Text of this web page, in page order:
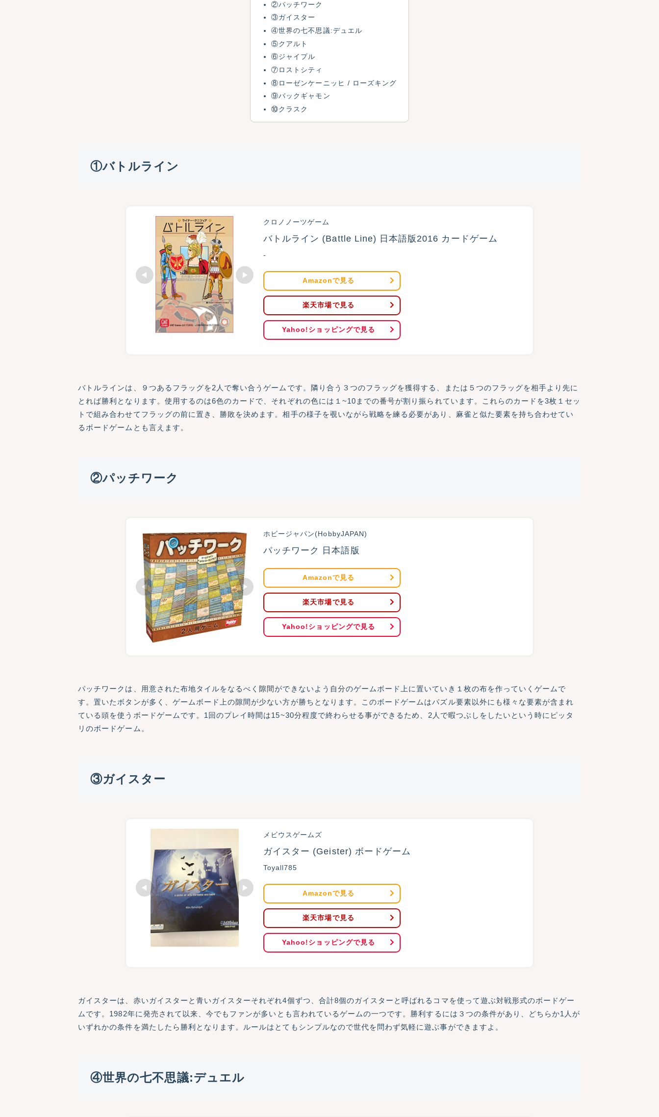
②パッチワーク
③ガイスター
④世界の七不思議:デュエル
⑤クアルト
⑥ジャイプル
⑦ロストシティ
⑧ローゼンケーニッヒ / ローズキング
⑨バックギャモン
⑩クラスク
①バトルライン
クロノノーツゲーム
バトルライン (Battle Line) 日本語版2016 カードゲーム
-
Amazonで見る
楽天市場で見る
Yahoo!ショッピングで見る
バトルラインは、９つあるフラッグを2人で奪い合うゲームです。隣り合う３つのフラッグを獲得する、または５つのフラッグを相手より先に
とれば勝利となります。使用するのは6色のカードで、それぞれの色には１~10までの番号が割り振られています。これらのカードを3枚１セッ
トで組み合わせてフラッグの前に置き、勝敗を決めます。相手の様子を覗いながら戦略を練る必要があり、麻雀と似た要素を持ち合わせてい
るボードゲームとも言えます。
②パッチワーク
ホビージャパン(HobbyJAPAN)
パッチワーク 日本語版
Amazonで見る
楽天市場で見る
Yahoo!ショッピングで見る
パッチワークは、用意された布地タイルをなるべく隙間ができないよう自分のゲームボード上に置いていき１枚の布を作っていくゲームで
す。置いたボタンが多く、ゲームボード上の隙間が少ない方が勝ちとなります。このボードゲームはパズル要素以外にも様々な要素が含まれ
ている頭を使うボードゲームです。1回のプレイ時間は15~30分程度で終わらせる事ができるため、2人で暇つぶしをしたいという時にピッタ
リのボードゲーム。
③ガイスター
メビウスゲームズ
ガイスター (Geister) ボードゲーム
Toyall785
Amazonで見る
楽天市場で見る
Yahoo!ショッピングで見る
ガイスターは、赤いガイスターと青いガイスターそれぞれ4個ずつ、合計8個のガイスターと呼ばれるコマを使って遊ぶ対戦形式のボードゲー
ムです。1982年に発売されて以来、今でもファンが多いとも言われているゲームの一つです。勝利するには３つの条件があり、どちらか1人が
いずれかの条件を満たしたら勝利となります。ルールはとてもシンプルなので世代を問わず気軽に遊ぶ事ができますよ。
④世界の七不思議:デュエル